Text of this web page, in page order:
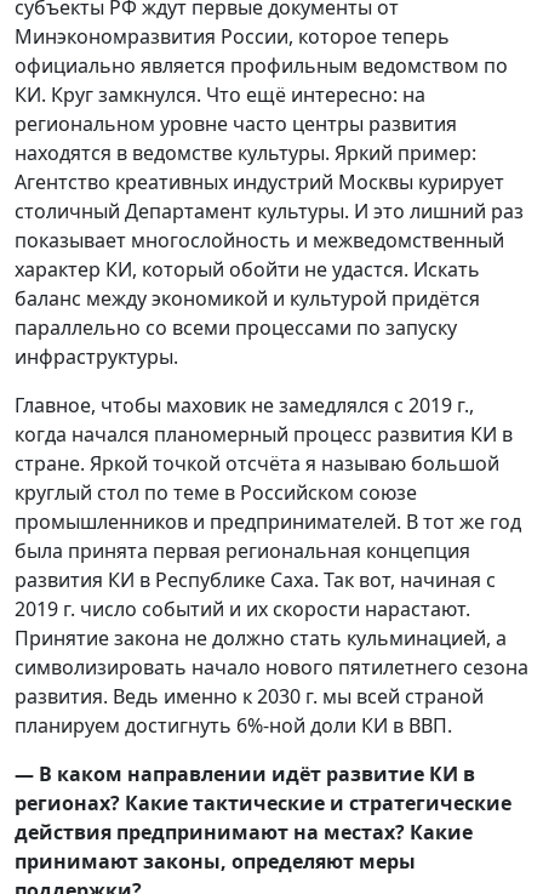
субъекты РФ ждут первые документы от
Минэкономразвития России, которое теперь
официально является профильным ведомством по
КИ. Круг замкнулся. Что ещё интересно: на
региональном уровне часто центры развития
находятся в ведомстве культуры. Яркий пример:
Агентство креативных индустрий Москвы курирует
столичный Департамент культуры. И это лишний раз
показывает многослойность и межведомственный
характер КИ, который обойти не удастся. Искать
баланс между экономикой и культурой придётся
параллельно со всеми процессами по запуску
инфраструктуры.
Главное, чтобы маховик не замедлялся с 2019 г.,
когда начался планомерный процесс развития КИ в
стране. Яркой точкой отсчёта я называю большой
круглый стол по теме в Российском союзе
промышленников и предпринимателей. В тот же год
была принята первая региональная концепция
развития КИ в Республике Саха. Так вот, начиная с
2019 г. число событий и их скорости нарастают.
Принятие закона не должно стать кульминацией, а
символизировать начало нового пятилетнего сезона
развития. Ведь именно к 2030 г. мы всей страной
планируем достигнуть 6%-ной доли КИ в ВВП.
— В каком направлении идёт развитие КИ в
регионах? Какие тактические и стратегические
действия предпринимают на местах? Какие
принимают законы, определяют меры